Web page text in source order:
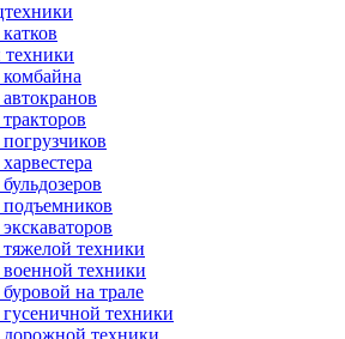
техники
комбайна
подъемников
техники
военной техники
на трале
техники